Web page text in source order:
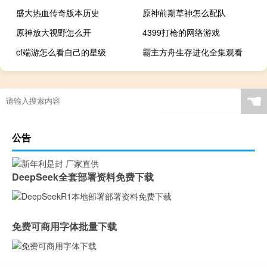
盛大热血传奇版本历史
原神前期草神怎么配队
原神放大视野怎么开
4399打枪的网络游戏
cf端游怎么看自己的星级
霸主方舟生存进化全集观看
☚
公告
DeepSeek全套部署资料免费下载
免费可商用字体批量下载